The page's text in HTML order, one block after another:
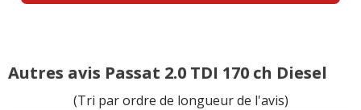
Autres avis Passat 2.0 TDI 170 ch Diesel
(Tri par ordre de longueur de l'avis)